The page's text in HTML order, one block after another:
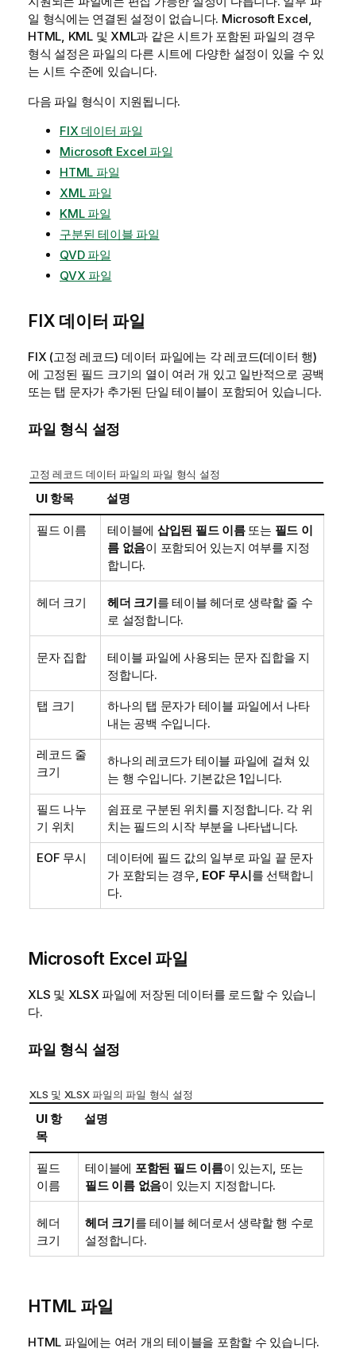
일 형식에는 연결된 설정이 없습니다. Microsoft Excel,
HTML, KML및 XML과 같은 시트가 포함된 파일의 경우
형식 설정은 파일의 다른 시트에 다양한 설정이 있을 수 있
는 시트 수준에 있습니다.
다음 파일 형식이 지원됩니다.
FIX 데이터 파일
Microsoft Excel 파일
HTML 파일
XML 파일
KML 파일
구분된 테이블 파일
QVD 파일
QVX 파일
FIX 데이터 파일
FIX (고정 레코드) 데이터 파일에는 각 레코드(데이터 행)
에 고정된 필드 크기의 열이 여러 개 있고 일반적으로 공백
또는 탭 문자가 추가된 단일 테이블이 포함되어 있습니다.
파일 형식 설정
고정 레코드 데이터 파일의 파일 형식 설정
UI 항목 설명
필드 이름 테이블에 삽입된 필드 이름또는 필드 이
름 없음이 포함되어 있는지 여부를 지정
합니다.
헤더 크기 헤더 크기를 테이블 헤더로 생략할 줄 수
로 설정합니다.
문자 집합
테이블 파일에 사용되는 문자 집합을 지
정합니다.
탭 크기
하나의 탭 문자가 테이블 파일에서 나타
내는 공백 수입니다.
레코드 줄
크기
하나의 레코드가 테이블 파일에 걸쳐 있
는 행 수입니다. 기본값은 1입니다.
필드 나누
기 위치
쉼표로 구분된 위치를 지정합니다. 각 위
치는 필드의 시작 부분을 나타냅니다.
EOF 무시
데이터에 필드 값의 일부로 파일 끝 문자
가 포함되는 경우, EOF 무시를 선택합니
다.
Microsoft Excel 파일
XLS 및 XLSX 파일에 저장된 데이터를 로드할 수 있습니
다.
파일 형식 설정
XLS 및 XLSX파일의 파일 형식 설정
UI 항
목
설명
필드
이름
테이블에 포함된 필드 이름이 있는지, 또는
필드 이름 없음이 있는지 지정합니다.
헤더
크기
헤더 크기를 테이블 헤더로서 생략할 행 수로
설정합니다.
HTML 파일
HTML 파일에는 여러 개의 테이블을 포함할 수 있습니다.